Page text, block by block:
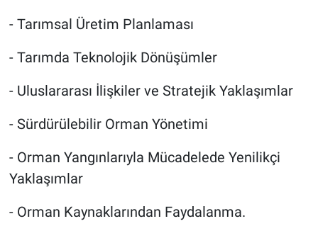
- Tarımsal Üretim Planlaması
- Tarımda Teknolojik Dönüşümler
- Uluslararası İlişkiler ve Stratejik Yaklaşımlar
- Sürdürülebilir Orman Yönetimi
- Orman Yangınlarıyla Mücadelede Yenilikçi
Yaklaşımlar
- Orman Kaynaklarından Faydalanma.